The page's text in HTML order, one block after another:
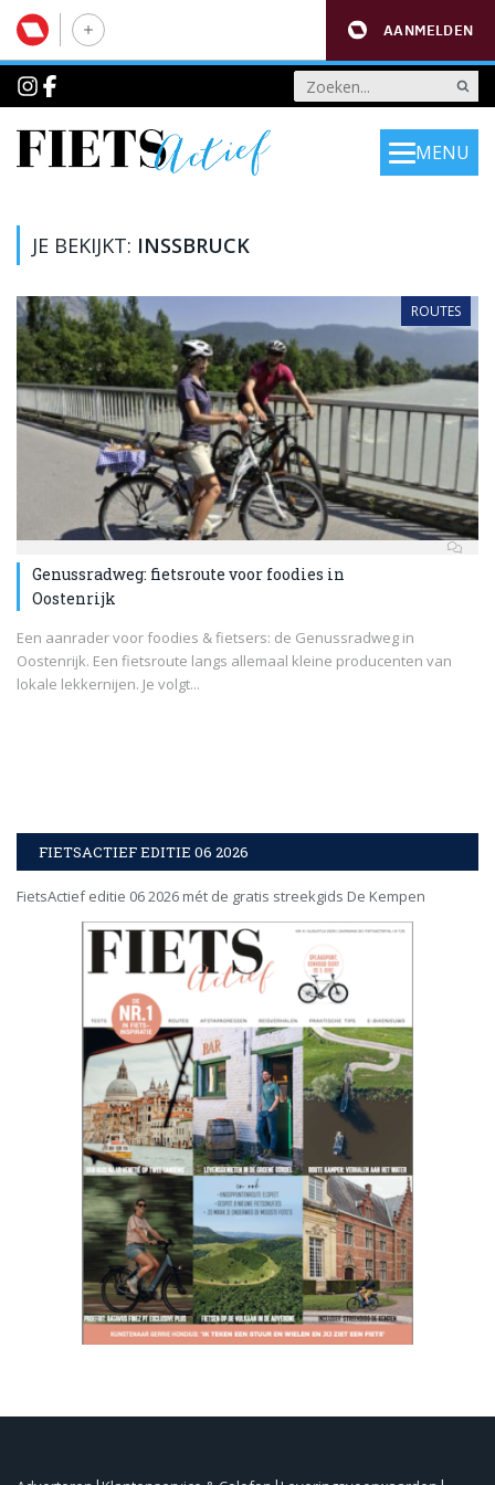
AANMELDEN
MENU
JE BEKIJKT: INSSBRUCK
ROUTES
Genussradweg: fietsroute voor foodies in
Oostenrijk
Een aanrader voor foodies & fietsers: de Genussradweg in
Oostenrijk. Een fietsroute langs allemaal kleine producenten van
lokale lekkernijen. Je volgt...
FIETSACTIEF EDITIE 06 2026
FietsActief editie 06 2026 mét de gratis streekgids De Kempen